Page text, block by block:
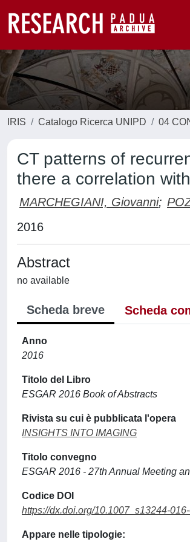
IRIS Catalogo Ricerca UNIPD 04
CT patterns of
there a correlation
MARCHEGIANI, Giovanni;
2016
Abstract
no available
Scheda breve Scheda
Anno
2016
Titolo del Libro
ESGAR 2016 Book of Abstracts
Rivista su cui è pubblicata l'opera
INSIGHTS INTO IMAGING
Titolo convegno
ESGAR 2016 - 27th Annual Meeting
Codice DOI
https://dx.doi.org/10.1007_s13244-
Appare nelle tipologie: